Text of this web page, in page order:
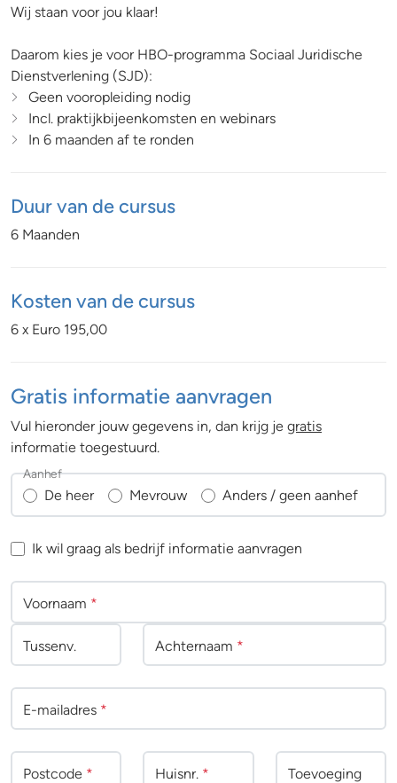
Wij staan voor jou klaar!
Daarom kies je voor HBO-programma Sociaal Juridische
Dienstverlening (SJD):
Geen vooropleiding nodig
Incl. praktijkbijeenkomsten en webinars
In 6 maanden af te ronden
Duur van de cursus
6 Maanden
Kosten van de cursus
6 x Euro 195,00
Gratis informatie aanvragen
Vul hieronder jouw gegevens in, dan krijg je gratis
informatie toegestuurd.
De heer Mevrouw Anders / geen aanhef
Aanhef
Ik wil graag als bedrijf informatie aanvragen
Voornaam *
Tussenv. Achternaam *
E-mailadres *
Postcode * Huisnr. * Toevoeging